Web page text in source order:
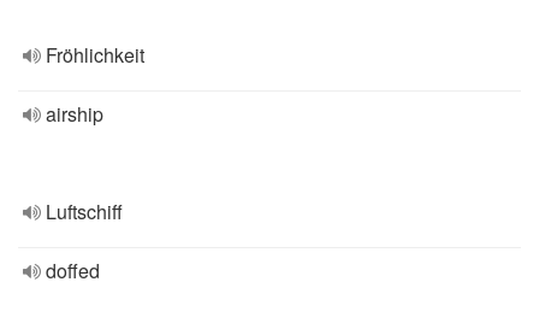
Fröhlichkeit
airship
Luftschiff
doffed